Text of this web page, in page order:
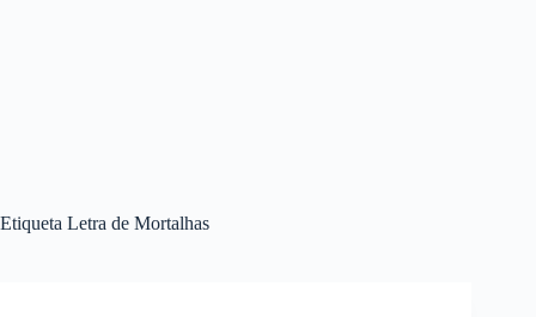
Etiqueta Letra de Mortalhas